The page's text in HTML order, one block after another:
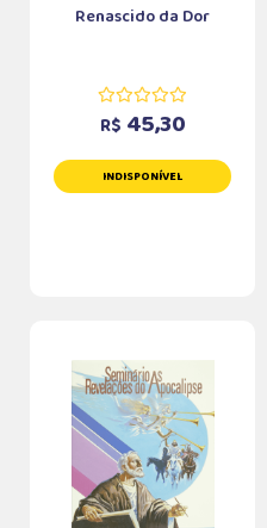
Renascido da Dor
R$ 45,30
INDISPONÍVEL